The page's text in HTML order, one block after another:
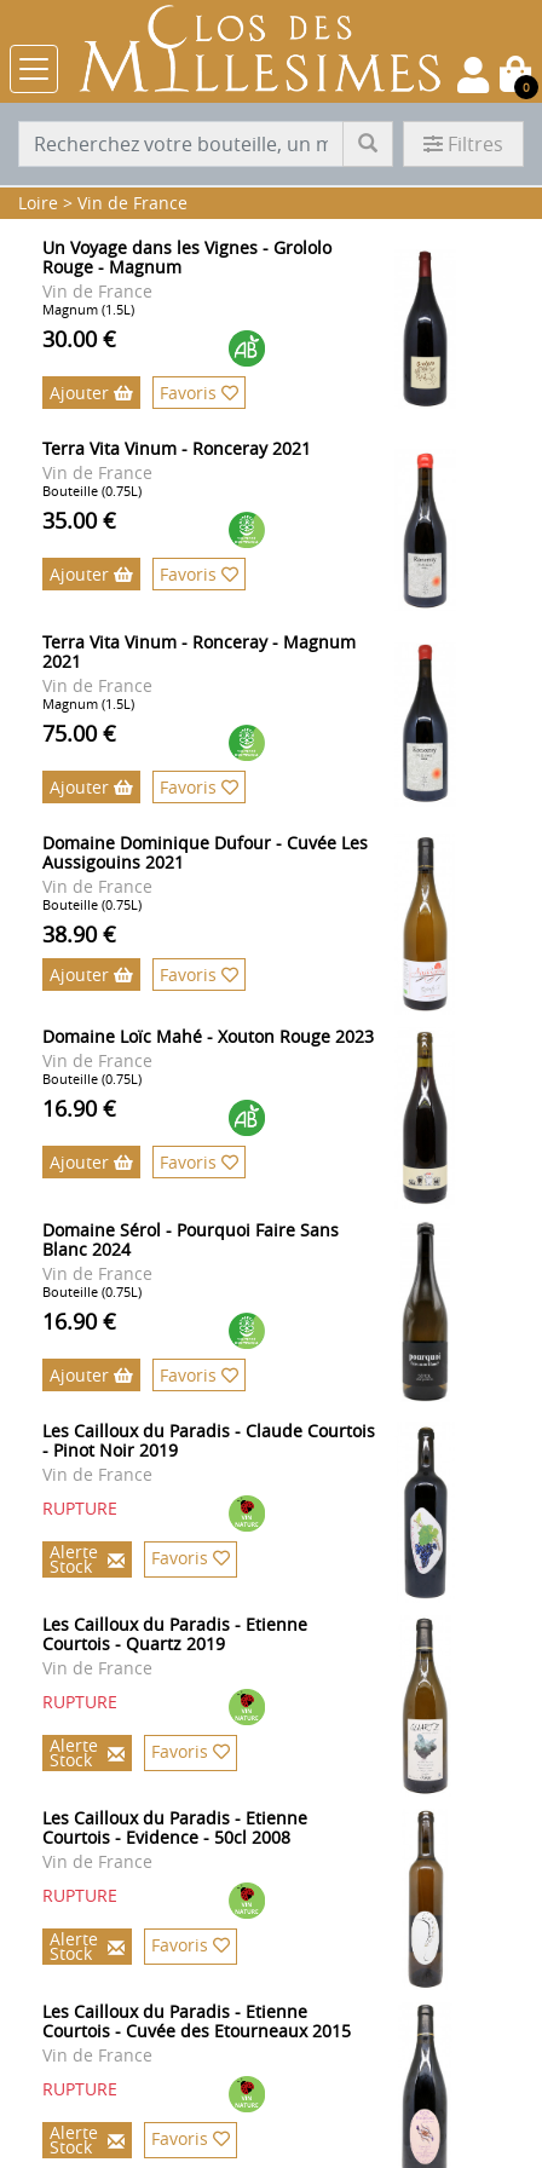
0
Filtres
Loire > Vin de France
Un Voyage dans les Vignes - Grololo
Rouge - Magnum
Vin de France
Magnum (1.5L)
30.00 €
Ajouter Favoris
Terra Vita Vinum - Ronceray 2021
Vin de France
Bouteille (0.75L)
35.00 €
Ajouter Favoris
Terra Vita Vinum - Ronceray - Magnum
2021
Vin de France
Magnum (1.5L)
75.00 €
Ajouter Favoris
Domaine Dominique Dufour - Cuvée Les
Aussigouins 2021
Vin de France
Bouteille (0.75L)
38.90 €
Ajouter Favoris
Domaine Loïc Mahé - Xouton Rouge 2023
Vin de France
Bouteille (0.75L)
16.90 €
Ajouter Favoris
Domaine Sérol - Pourquoi Faire Sans
Blanc 2024
Vin de France
Bouteille (0.75L)
16.90 €
Ajouter Favoris
Les Cailloux du Paradis - Claude Courtois
- Pinot Noir 2019
Vin de France
RUPTURE
Alerte
Stock Favoris
Les Cailloux du Paradis - Etienne
Courtois - Quartz 2019
Vin de France
RUPTURE
Alerte
Stock Favoris
Les Cailloux du Paradis - Etienne
Courtois - Evidence - 50cl 2008
Vin de France
RUPTURE
Alerte
Stock Favoris
Les Cailloux du Paradis - Etienne
Courtois - Cuvée des Etourneaux 2015
Vin de France
RUPTURE
Alerte
Stock Favoris